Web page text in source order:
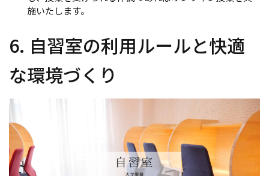
施いたします。
6. 自習室の利用ルールと快適
な環境づくり